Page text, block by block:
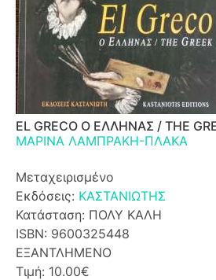
EL GRECO Ο ΕΛΛΗΝΑΣ / THE
ΜΑΡΙΝΑ ΛΑΜΠΡΑΚΗ-ΠΛΑΚΑ
Μεταχειρισμένο
Εκδόσεις: ΚΑΣΤΑΝΙΩΤΗΣ
Κατάσταση: ΠΟΛΥ ΚΑΛΗ
ISBN: 9600325448
ΕΞΑΝΤΛΗΜΕΝΟ
Τιμή: 10.00€